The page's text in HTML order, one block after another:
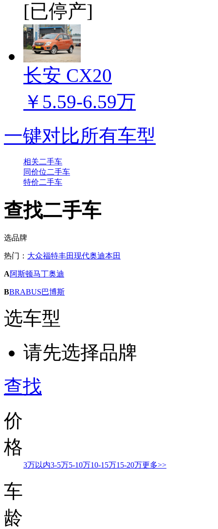
[已停产]
长安 CX20
￥5.59-6.59万
一键对比所有车型
相关二手车
同价位二手车
特价二手车
查找二手车
选品牌
热门： 大众福特丰田现代奥迪本田
A阿斯顿马丁奥迪
BBRABUS巴博斯
选车型
请先选择品牌
查找
价
格
3万以内3-5万5-10万10-15万15-20万更多>>
车
龄